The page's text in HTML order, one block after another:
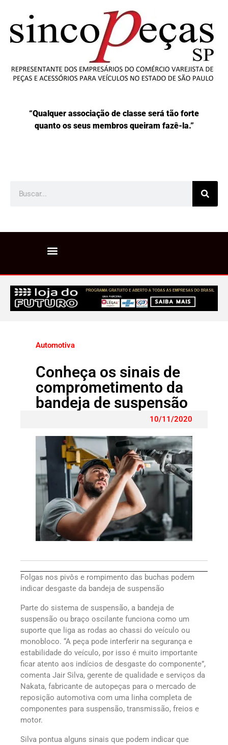
“Qualquer associação de classe será tão forte
quanto os seus membros queiram fazê-la.”
Automotiva
Conheça os sinais de
comprometimento da
bandeja de suspensão
10/11/2020
Folgas nos pivôs e rompimento das buchas podem
indicar desgaste da bandeja de suspensão
Parte do sistema de suspensão, a bandeja de
suspensão ou braço oscilante funciona como um
suporte que liga as rodas ao chassi do veículo ou
monobloco. “A peça pode interferir na segurança e
estabilidade do veículo, por isso é muito importante
ficar atento aos indícios de desgaste do componente”,
comenta Jair Silva, gerente de qualidade e serviços da
Nakata, fabricante de autopeças para o mercado de
reposição automotiva com uma linha completa de
componentes para suspensão, transmissão, freios e
motor.
Silva pontua alguns sinais que podem indicar que